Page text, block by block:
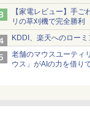
【家電レビュー】手ご
リの草刈機で完全勝
KDDI、楽天へのロー
老舗のマウスユーティ
ウス」がAIの力を借り
化、Windows 10/11、
る。復活記念で2026